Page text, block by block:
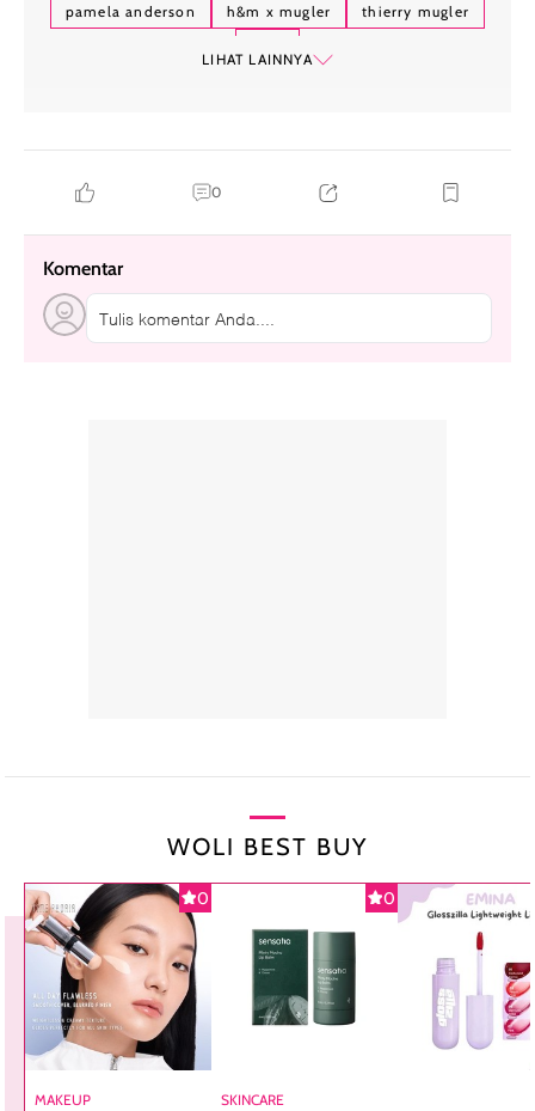
pamela anderson h&m x mugler
thierry mugler
LIHAT LAINNYA
0
Komentar
Tulis komentar Anda....
WOLI BEST BUY
0
MAKEUP
0
SKINCARE